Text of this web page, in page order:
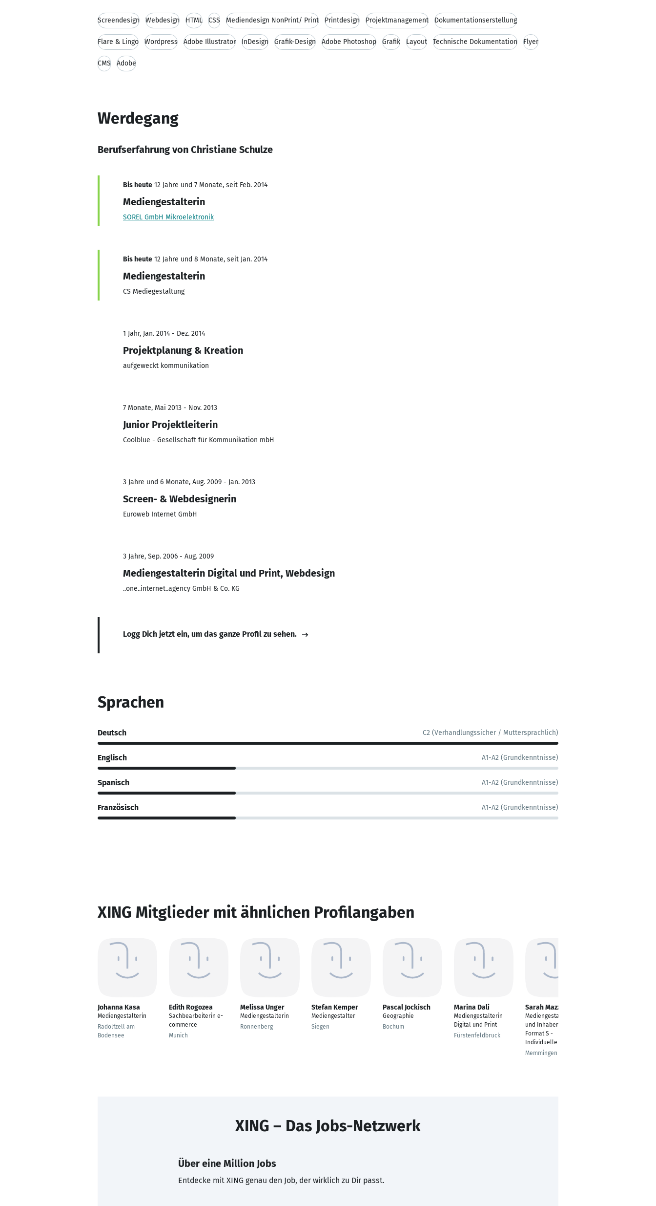
Screendesign Webdesign HTML CSS Mediendesign NonPrint/ Print Printdesign Projektmanagement Dokumentationserstellung
Flare & Lingo Wordpress Adobe Illustrator InDesign Grafik-Design Adobe Photoshop Grafik Layout Technische Dokumentation Flyer
CMS Adobe
Werdegang
Berufserfahrung von Christiane Schulze
Bis heute 12 Jahre und 7 Monate, seit Feb. 2014
Mediengestalterin
SOREL GmbH Mikroelektronik
Bis heute 12 Jahre und 8 Monate, seit Jan. 2014
Mediengestalterin
CS Mediegestaltung
1 Jahr, Jan. 2014 - Dez. 2014
Projektplanung & Kreation
aufgeweckt kommunikation
7 Monate, Mai 2013 - Nov. 2013
Junior Projektleiterin
Coolblue - Gesellschaft für Kommunikation mbH
3 Jahre und 6 Monate, Aug. 2009 - Jan. 2013
Screen- & Webdesignerin
Euroweb Internet GmbH
3 Jahre, Sep. 2006 - Aug. 2009
Mediengestalterin Digital und Print, Webdesign
..one..internet..agency GmbH & Co. KG
Logg Dich jetzt ein, um das ganze Profil zu sehen.
Sprachen
Deutsch C2 (Verhandlungssicher / Muttersprachlich)
Englisch A1-A2 (Grundkenntnisse)
Spanisch A1-A2 (Grundkenntnisse)
Französisch A1-A2 (Grundkenntnisse)
XING Mitglieder mit ähnlichen Profilangaben
Johanna Kasa
Mediengestalterin
Radolfzell am
Bodensee
Edith Rogozea
Sachbearbeiterin e-
commerce
Munich
Melissa Unger
Mediengestalterin
Ronnenberg
Stefan Kemper
Mediengestalter
Siegen
Pascal Jockisch
Geographie
Bochum
Marina Dali
Mediengestalterin
Digital und Print
Fürstenfeldbruck
Sarah Mazzotta
Mediengestalterin
und Inhaberin bei
Format S -
Individuelle Werbung
Memmingen
XING – Das Jobs-Netzwerk
Über eine Million Jobs
Entdecke mit XING genau den Job, der wirklich zu Dir passt.